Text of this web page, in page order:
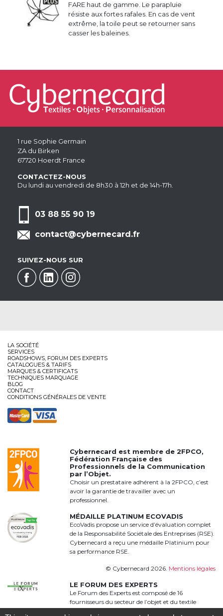
FARE haut de gamme. Le parapluie
résiste aux fortes rafales. En cas de vent
extrême, la toile peut se retourner sans
casser les baleines.
1 rue Sophie Germain
ZA du Birken
67720 Hoerdt France
CONTACTEZ-NOUS
Du lundi au vendredi de 8h30 à 12h et de 14h-17h.
03 88 55 90 19
contact@cybernecard.fr
SUIVEZ-NOUS SUR
LA SOCIÉTÉ
SERVICES
ROADSHOWS, FORUM DES EXPERTS
CATALOGUES & TARIFS
MARQUES & CERTIFICATS
TECHNIQUES MARQUAGE
BLOG
CONTACT
CONDITIONS GÉNÉRALES DE VENTE
Cybernecard est membre de2FPCO,
Fédération Française des
Professionnels de la Communication
par l’Objet.
Choisir un prestataire adhérent à la 2FPCO, c’est
avoir la garantie de travailler avec un
professionnel.
MÉDAILLE PLATINUM ECOVADIS
EcoVadis propose un service d’évaluation complet
de la Responsabilité Sociétale des Entreprises (RSE).
Cybernecard a reçu une médaille Platinium pour
sa performance RSE.
© Cybernecard 2026. Mentions légales
LE FORUM DES EXPERTS
Le Forum des Experts est composé de 16
fournisseurs du secteur de l’objet et du textile